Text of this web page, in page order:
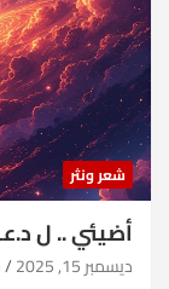
شعر ونثر
أضيئي .. ل
ديسمبر 15, 2025